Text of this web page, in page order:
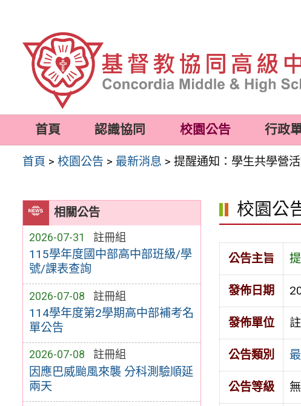
容
首頁 認識協同 校園公告 行政
首頁 >校園公告 > 最新消息 >提醒通知：學生共學營
相關公告
2026-07-31 註冊組
115學年度國中部高中部班級/學
號/課表查詢
2026-07-08 註冊組
114學年度第2學期高中部補考名
單公告
2026-07-08 註冊組
因應巴威颱風來襲 分科測驗順延
兩天
校園公
公告主旨
發佈日期
發佈單位
公告類別
公告等級 無